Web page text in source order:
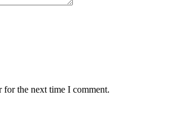
for the next time I comment.